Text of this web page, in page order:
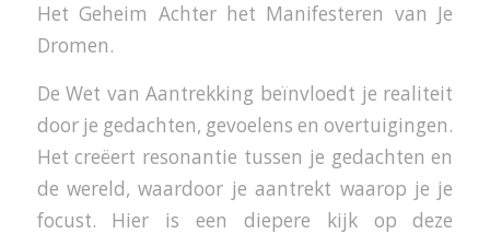
Het Geheim Achter het Manifesteren van Je
Dromen.
De Wet van Aantrekking beïnvloedt je realiteit
door je gedachten, gevoelens en overtuigingen.
Het creëert resonantie tussen je gedachten en
de wereld, waardoor je aantrekt waarop je je
focust. Hier is een diepere kijk op deze